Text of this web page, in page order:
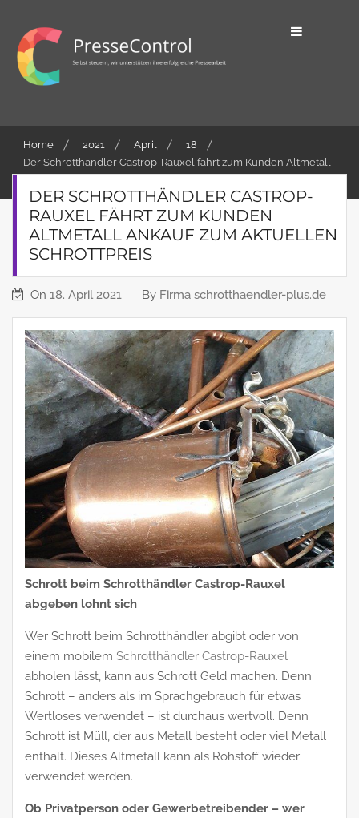
content
PresseControl
erfolgreiche Pressearbeit
Home 2021 April
18
Der Schrotthändler Castrop-Rauxel fährt zum Kunden Altmetall
DER SCHROTTHÄNDLER CASTROP-
RAUXEL FÄHRT ZUM KUNDEN
ALTMETALL ANKAUF ZUM AKTUELLEN
SCHROTTPREIS
On 18. April 2021 By Firma schrotthaendler-plus.de
Schrott beim Schrotthändler Castrop-Rauxel
abgeben lohnt sich
Wer Schrott beim Schrotthändler abgibt oder von
einem mobilem Schrotthändler Castrop-Rauxel
abholen lässt, kann aus Schrott Geld machen. Denn
Schrott – anders als im Sprachgebrauch für etwas
Wertloses verwendet – ist durchaus wertvoll. Denn
Schrott ist Müll, der aus Metall besteht oder viel Metall
enthält. Dieses Altmetall kann als Rohstoff wieder
verwendet werden.
Ob Privatperson oder Gewerbetreibender – wer